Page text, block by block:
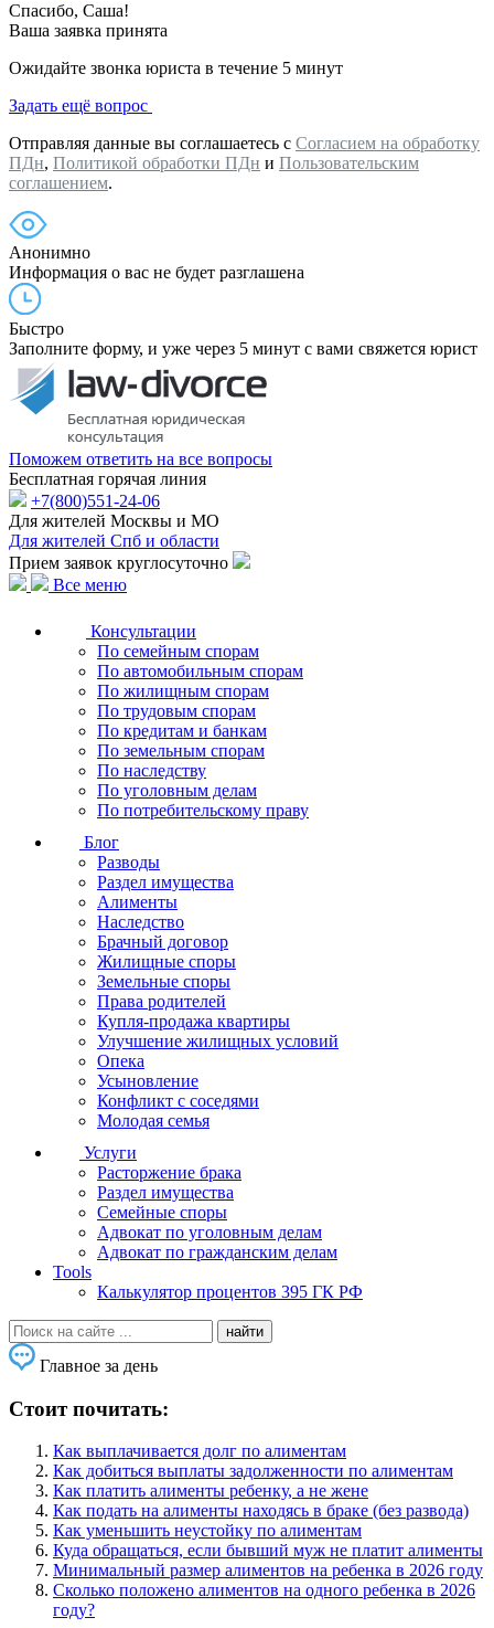
Спасибо, Саша!
Ваша заявка принята
Ожидайте звонка юриста в течение 5 минут
Задать ещё вопрос
Отправляя данные вы соглашаетесь с Согласием на обработку
ПДн, Политикой обработки ПДн и Пользовательским
соглашением.
Анонимно
Информация о вас не будет разглашена
Быстро
Заполните форму, и уже через 5 минут с вами свяжется юрист
Поможем ответить на все вопросы
Бесплатная горячая линия
+7(800)551-24-06
Для жителей Москвы и МО
Для жителей Спб и области
Прием заявок круглосуточно
Все меню
Консультации
По семейным спорам
По автомобильным спорам
По жилищным спорам
По трудовым спорам
По кредитам и банкам
По земельным спорам
По наследству
По уголовным делам
По потребительскому праву
Блог
Разводы
Раздел имущества
Алименты
Наследство
Брачный договор
Жилищные споры
Земельные споры
Права родителей
Купля-продажа квартиры
Улучшение жилищных условий
Опека
Усыновление
Конфликт с соседями
Молодая семья
Услуги
Расторжение брака
Раздел имущества
Семейные споры
Адвокат по уголовным делам
Адвокат по гражданским делам
Tools
Калькулятор процентов 395 ГК РФ
Главное за день
Стоит почитать:
Как выплачивается долг по алиментам
Как добиться выплаты задолженности по алиментам
Как платить алименты ребенку, а не жене
Как подать на алименты находясь в браке (без развода)
Как уменьшить неустойку по алиментам
Куда обращаться, если бывший муж не платит алименты
Минимальный размер алиментов на ребенка в 2026 году
Сколько положено алиментов на одного ребенка в 2026
году?